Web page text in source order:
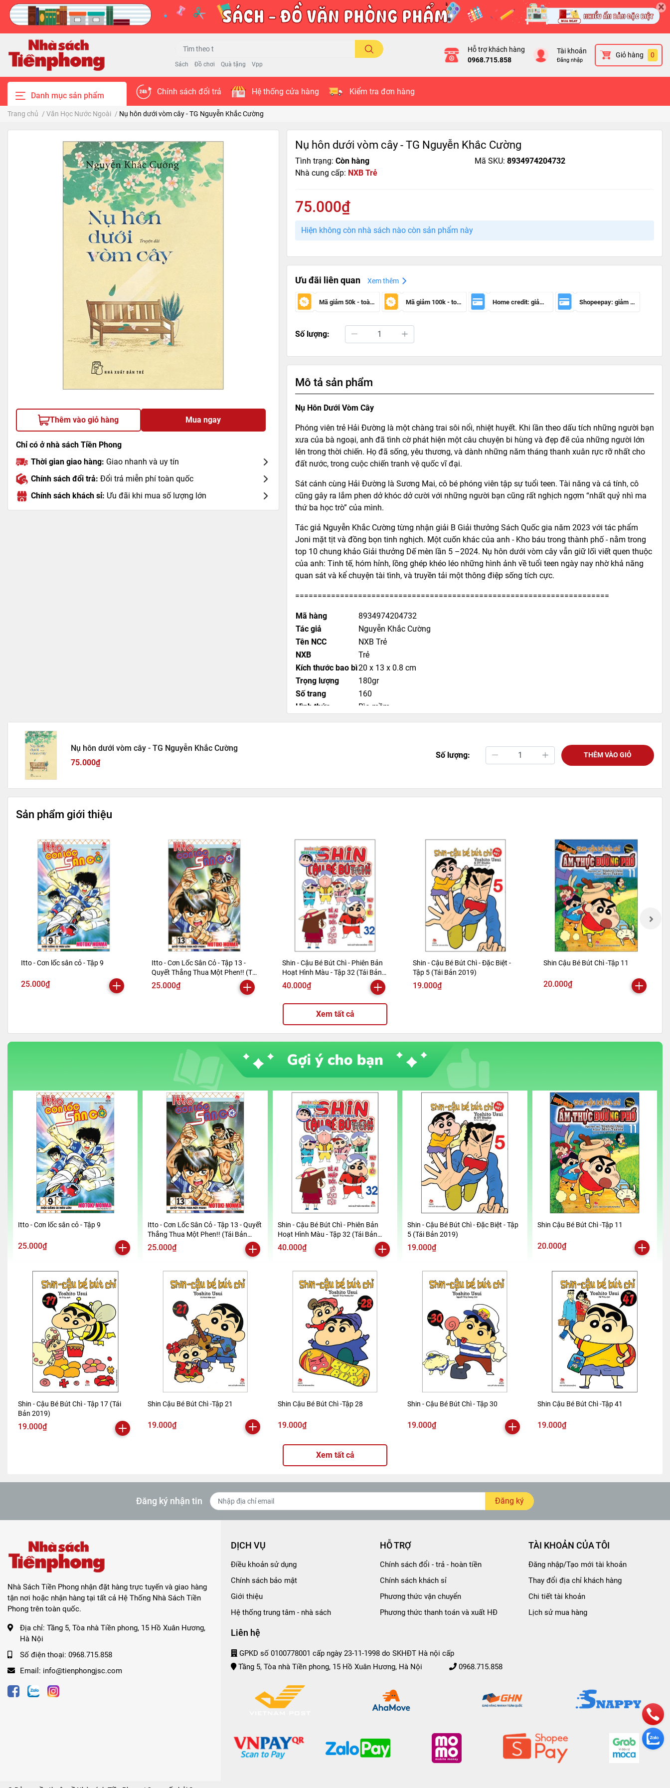
×
Sách Đồ chơi Quà tặng Vpp
Hỗ trợ khách hàng
0968.715.858
Tài khoản
Đăng nhập
Giỏ hàng 0
Danh mục sản phẩm Chính sách đổi trả Hệ thống cửa hàng Kiểm tra đơn hàng
Trang chủ / Văn Học Nước Ngoài / Nụ hôn dưới vòm cây - TG Nguyễn Khắc Cường
Thêm vào giỏ hàng Mua ngay
Chỉ có ở nhà sách Tiền Phong
Thời gian giao hàng: Giao nhanh và uy tín
Chính sách đổi trả: Đổi trả miễn phí toàn quốc
Chính sách khách sỉ: Ưu đãi khi mua số lượng lớn
Nụ hôn dưới vòm cây - TG Nguyễn Khắc Cường
Tình trạng: Còn hàng Mã SKU: 8934974204732
Nhà cung cấp: NXB Trẻ
75.000₫
Hiện không còn nhà sách nào còn sản phẩm này
Ưu đãi liên quan Xem thêm
Mã giảm 50k - toàn sàn Mã giảm 100k - toàn sàn Home credit: giảm 50.000đ cho đơn hàng từ 150.000đ Shopeepay: giảm 20k cho đh từ 30k
Số lượng:
Mô tả sản phẩm
Nụ Hôn Dưới Vòm Cây
Phóng viên trẻ Hải Đường là một chàng trai sôi nổi, nhiệt huyết. Khi lần theo dấu tích những người bạn
xưa của bà ngoại, anh đã tình cờ phát hiện một câu chuyện bi hùng và đẹp đẽ của những người lớn
lên trong thời chiến. Họ đã sống, yêu thương, và dành những năm tháng thanh xuân rực rỡ nhất cho
đất nước, trong cuộc chiến tranh vệ quốc vĩ đại.
Sát cánh cùng Hải Đường là Sương Mai, cô bé phóng viên tập sự tuổi teen. Tài năng và cá tính, cô
cũng gây ra lắm phen dở khóc dở cười với những người bạn cũng rất nghịch ngợm “nhất quỷ nhì ma
thứ ba học trò” của mình.
Tác giả Nguyễn Khắc Cường từng nhận giải B Giải thưởng Sách Quốc gia năm 2023 với tác phẩm
Joni mặt tịt và đồng bọn tinh nghịch. Một cuốn khác của anh - Kho báu trong thành phố - nằm trong
top 10 chung khảo Giải thưởng Dế mèn lần 5 –2024. Nụ hôn dưới vòm cây vẫn giữ lối viết quen thuộc
của anh: Tinh tế, hóm hỉnh, lồng ghép khéo léo những hình ảnh về tuổi teen ngày nay nhờ khả năng
quan sát và kể chuyện tài tình, và truyền tải một thông điệp sống tích cực.
======================================================================
Mã hàng
8934974204732
Tác giả
Nguyễn Khắc Cường
Tên NCC
NXB Trẻ
NXB
Trẻ
Kích thước bao bì20 x 13 x 0.8 cm
Trọng lượng
180gr
Số trang
160
Hình thức
Bìa mềm
Nụ hôn dưới vòm cây - TG Nguyễn Khắc Cường
75.000₫
Số lượng: THÊM VÀO GIỎ
Sản phẩm giới thiệu
Itto - Cơn lốc sân cỏ - Tập 9
25.000₫
Itto - Cơn Lốc Sân Cỏ - Tập 13 -
Quyết Thắng Thua Một Phen!! (Tái
Bản 2024)
25.000₫
Shin - Cậu Bé Bút Chì - Phiên Bản
Hoạt Hình Màu - Tập 32 (Tái Bản
2019)
40.000₫
Shin - Cậu Bé Bút Chì - Đặc Biệt -
Tập 5 (Tái Bản 2019)
19.000₫
Shin Cậu Bé Bút Chì -Tập 11
20.000₫
Xem tất cả
Itto - Cơn lốc sân cỏ - Tập 9
25.000₫
Itto - Cơn Lốc Sân Cỏ - Tập 13 - Quyết
Thắng Thua Một Phen!! (Tái Bản
2024)
25.000₫
Shin - Cậu Bé Bút Chì - Phiên Bản
Hoạt Hình Màu - Tập 32 (Tái Bản
2019)
40.000₫
Shin - Cậu Bé Bút Chì - Đặc Biệt - Tập
5 (Tái Bản 2019)
19.000₫
Shin Cậu Bé Bút Chì -Tập 11
20.000₫
Shin - Cậu Bé Bút Chì - Tập 17 (Tái
Bản 2019)
19.000₫
Shin Cậu Bé Bút Chì -Tập 21
19.000₫
Shin Cậu Bé Bút Chì -Tập 28
19.000₫
Shin - Cậu Bé Bút Chì - Tập 30
19.000₫
Shin Cậu Bé Bút Chì -Tập 41
19.000₫
Xem tất cả
Đăng ký nhận tin Đăng ký
Nhà Sách Tiền Phong nhận đặt hàng trực tuyến và giao hàng
tận nơi hoặc nhận hàng tại tất cả Hệ Thống Nhà Sách Tiền
Phong trên toàn quốc.
Địa chỉ: Tầng 5, Tòa nhà Tiền phong, 15 Hồ Xuân Hương,
Hà Nội
Số điện thoại: 0968.715.858
Email: info@tienphongjsc.com
DỊCH VỤ
Điều khoản sử dụng
Chính sách bảo mật
Giới thiệu
Hệ thống trung tâm - nhà sách
HỖ TRỢ
Chính sách đổi - trả - hoàn tiền
Chính sách khách sỉ
Phương thức vận chuyển
Phương thức thanh toán và xuất HĐ
TÀI KHOẢN CỦA TÔI
Đăng nhập/Tạo mới tài khoản
Thay đổi địa chỉ khách hàng
Chi tiết tài khoản
Lịch sử mua hàng
Liên hệ
GPKD số 0100778001 cấp ngày 23-11-1998 do SKHĐT Hà nội cấp
Tầng 5, Tòa nhà Tiền phong, 15 Hồ Xuân Hương, Hà Nội
0968.715.858